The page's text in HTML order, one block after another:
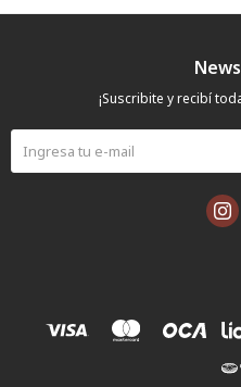
¡Suscribite y recibí
